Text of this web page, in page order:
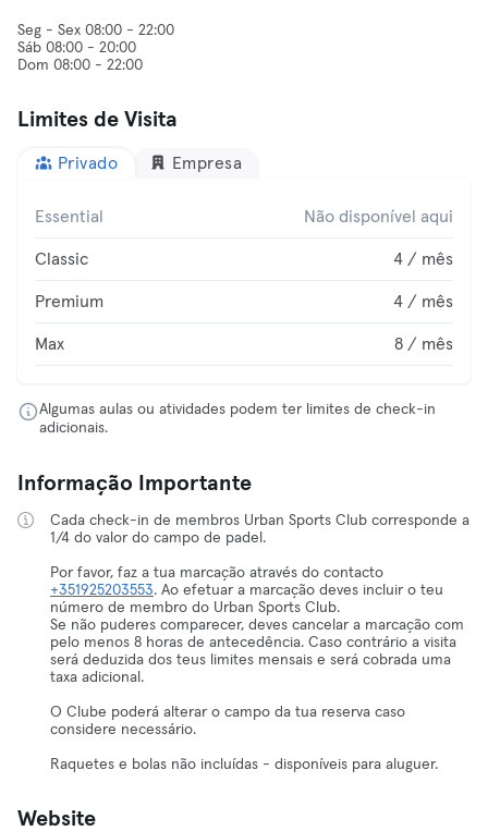
Seg - Sex 08:00 - 22:00
Sáb 08:00 - 20:00
Dom 08:00 - 22:00
Limites de Visita
Privado Empresa
Essential Não disponível aqui
Classic 4 / mês
Premium 4 / mês
Max 8 / mês
Algumas aulas ou atividades podem ter limites de check-in
adicionais.
Informação Importante
Cada check-in de membros Urban Sports Club corresponde a
1/4 do valor do campo de padel.
Por favor, faz a tua marcação através do contacto
+351925203553. Ao efetuar a marcação deves incluir o teu
número de membro do Urban Sports Club.
Se não puderes comparecer, deves cancelar a marcação com
pelo menos 8 horas de antecedência. Caso contrário a visita
será deduzida dos teus limites mensais e será cobrada uma
taxa adicional.
O Clube poderá alterar o campo da tua reserva caso
considere necessário.
Raquetes e bolas não incluídas - disponíveis para aluguer.
Website